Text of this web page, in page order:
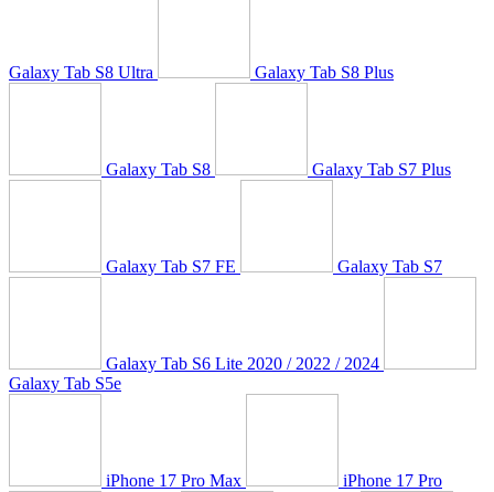
Galaxy Tab S8 Ultra Galaxy Tab S8 Plus
Galaxy Tab S8 Galaxy Tab S7 Plus
Galaxy Tab S7 FE Galaxy Tab S7
Galaxy Tab S6 Lite 2020 / 2022 / 2024
Galaxy Tab S5e
iPhone 17 Pro Max iPhone 17 Pro